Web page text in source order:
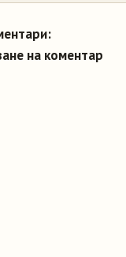
на коментар